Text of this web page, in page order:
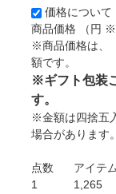
価格について
商品価格
（円
※商品価格は、
額です。
※ギフト包装
す。
※金額は四捨五
場合があります。
点数 アイテ
1
1,265